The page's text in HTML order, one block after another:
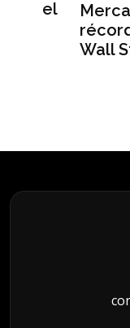
Mercado
récord
Wall Street